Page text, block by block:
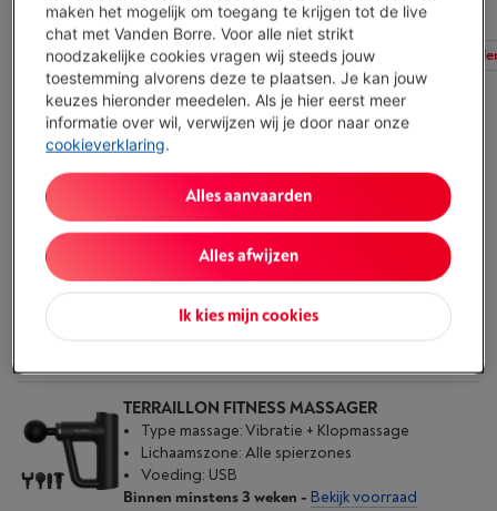
Alle filters Type massage Lichaamszone
TERRAILLON NECK MASSAGER
Type massage: Shiatsu
Lichaamszone: Hals
Voeding: USB
Beschikbaar-Bekijk voorraad
Koop nu
TERRAILLON FITNESS MASSAGER
Type massage: Vibratie + Klopmassage
Lichaamszone: Alle spierzones
Voeding: USB
Binnen minstens 3 weken - Bekijk voorraad
maken het mogelijk om toegang te krijgen tot de live
chat met Vanden Borre. Voor alle niet strikt
noodzakelijke cookies vragen wij steeds jouw
toestemming alvorens deze te plaatsen. Je kan jouw
keuzes hieronder meedelen. Als je hier eerst meer
informatie over wil, verwijzen wij je door naar onze
cookieverklaring.
Ik kies mijn cookies
Alles afwijzen
Alles aanvaarden